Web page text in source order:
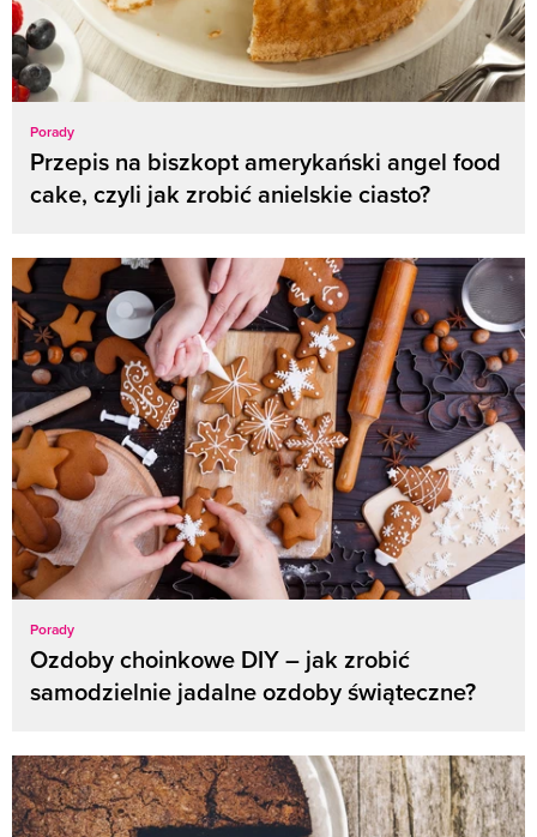
Porady
Przepis na biszkopt amerykański angel food
cake, czyli jak zrobić anielskie ciasto?
Porady
Ozdoby choinkowe DIY – jak zrobić
samodzielnie jadalne ozdoby świąteczne?